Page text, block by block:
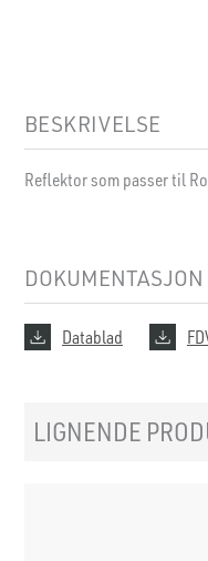
BESKRIVELSE
Reflektor som passer til
DOKUMENTASJON
Datablad
LIGNENDE